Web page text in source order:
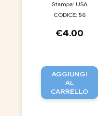
Stampa: USA
CODICE: 56
€4.00
AGGIUNGI
AL
CARRELLO